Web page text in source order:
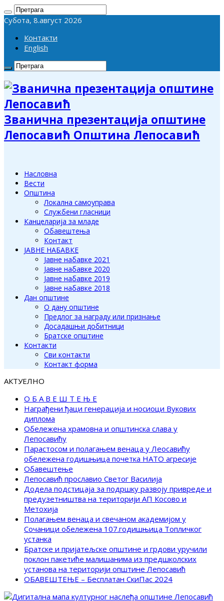
Субота, 8.август 2026
Контакти
English
Званична презентација општине
Лепосавић Општина Лепосавић
Насловна
Вести
Општина
Локална самоуправа
Службени гласници
Канцеларија за младе
Обавештења
Контакт
ЈАВНЕ НАБАВКЕ
Јавне набавке 2021
Јавне набавке 2020
Јавне набавке 2019
Јавне набавке 2018
Дан општине
О дану општине
Предлог за награду или признање
Досадашњи добитници
Братске општине
Контакти
Сви контакти
Контакт форма
АКТУЕЛНО
О Б А В Е Ш Т Е Њ Е
Награђени ђаци генерација и носиоци Вукових
диплома
Обележена храмовна и општинска слава у
Лепосавићу
Парастосом и полагањем венаца у Леосавићу
обележена годишњица почетка НАТО агресије
Обавештење
Лепосавић прославио Светог Василија
Додела подстицаја за подршку развоју привреде и
предузетништва на територији АП Косово и
Метохија
Полагањем венаца и свечаном академијом у
Сочаници обележена 107.годишњица Топличког
устанка
Братске и пријатељске општине и грдови уручили
поклон пакетиће малишанима из предшколских
установа на територији општине Лепосавић
ОБАВЕШТЕЊЕ – Бесплатан СкиПас 2024